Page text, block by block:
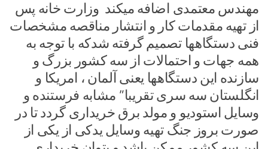
مهندس معتمدی اضافه میکند وزارت خانه پس
از تهیه مقدمات کار و انتشار مناقصه مشخصات
فنی دستگاهها تصمیم گرفته شدکه با توجه به
همه جهات و احتمالات از سه کشور بزرگ و
سازنده این دستگاهها یعنی آلمان ، امریکا و
انگلستان سه سری تقریبا” مشابه فرستنده و
وسایل استودیو و مولد برق خریداری گردد تا در
صورت بروز جنگ تهیه وسایل یدکی از یکی از